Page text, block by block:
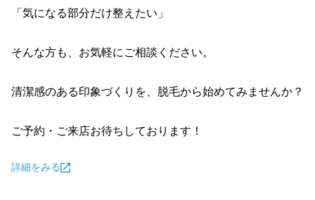
「気になる部分だけ整えたい」
そんな方も、お気軽にご相談ください。
清潔感のある印象づくりを、脱毛から始めてみませんか？
ご予約・ご来店お待ちしております！
詳細をみる